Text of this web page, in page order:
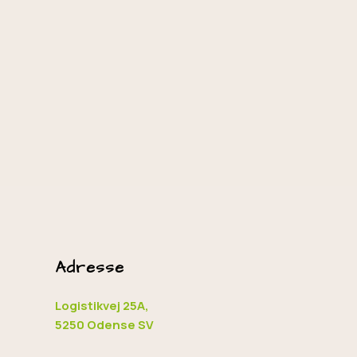
Adresse
Logistikvej 25A,
5250 Odense SV